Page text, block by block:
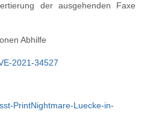
der ausgehenden Faxe
Abhilfe
2021-34527
PrintNightmare-Luecke-in-